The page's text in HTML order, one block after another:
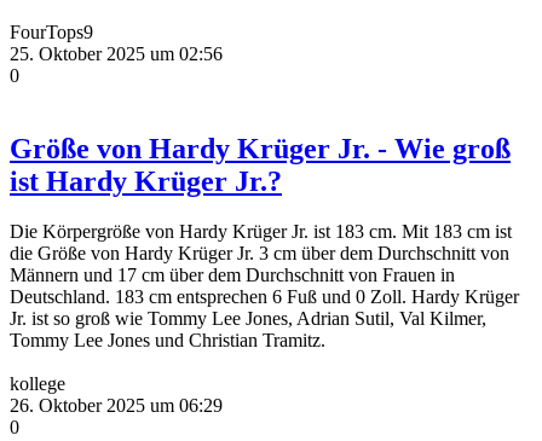
FourTops9
25. Oktober 2025 um 02:56
0
Größe von Hardy Krüger Jr. - Wie groß
ist Hardy Krüger Jr.?
Die Körpergröße von Hardy Krüger Jr. ist 183 cm. Mit 183 cm ist
die Größe von Hardy Krüger Jr. 3 cm über dem Durchschnitt von
Männern und 17 cm über dem Durchschnitt von Frauen in
Deutschland. 183 cm entsprechen 6 Fuß und 0 Zoll. Hardy Krüger
Jr. ist so groß wie Tommy Lee Jones, Adrian Sutil, Val Kilmer,
Tommy Lee Jones und Christian Tramitz.
kollege
26. Oktober 2025 um 06:29
0